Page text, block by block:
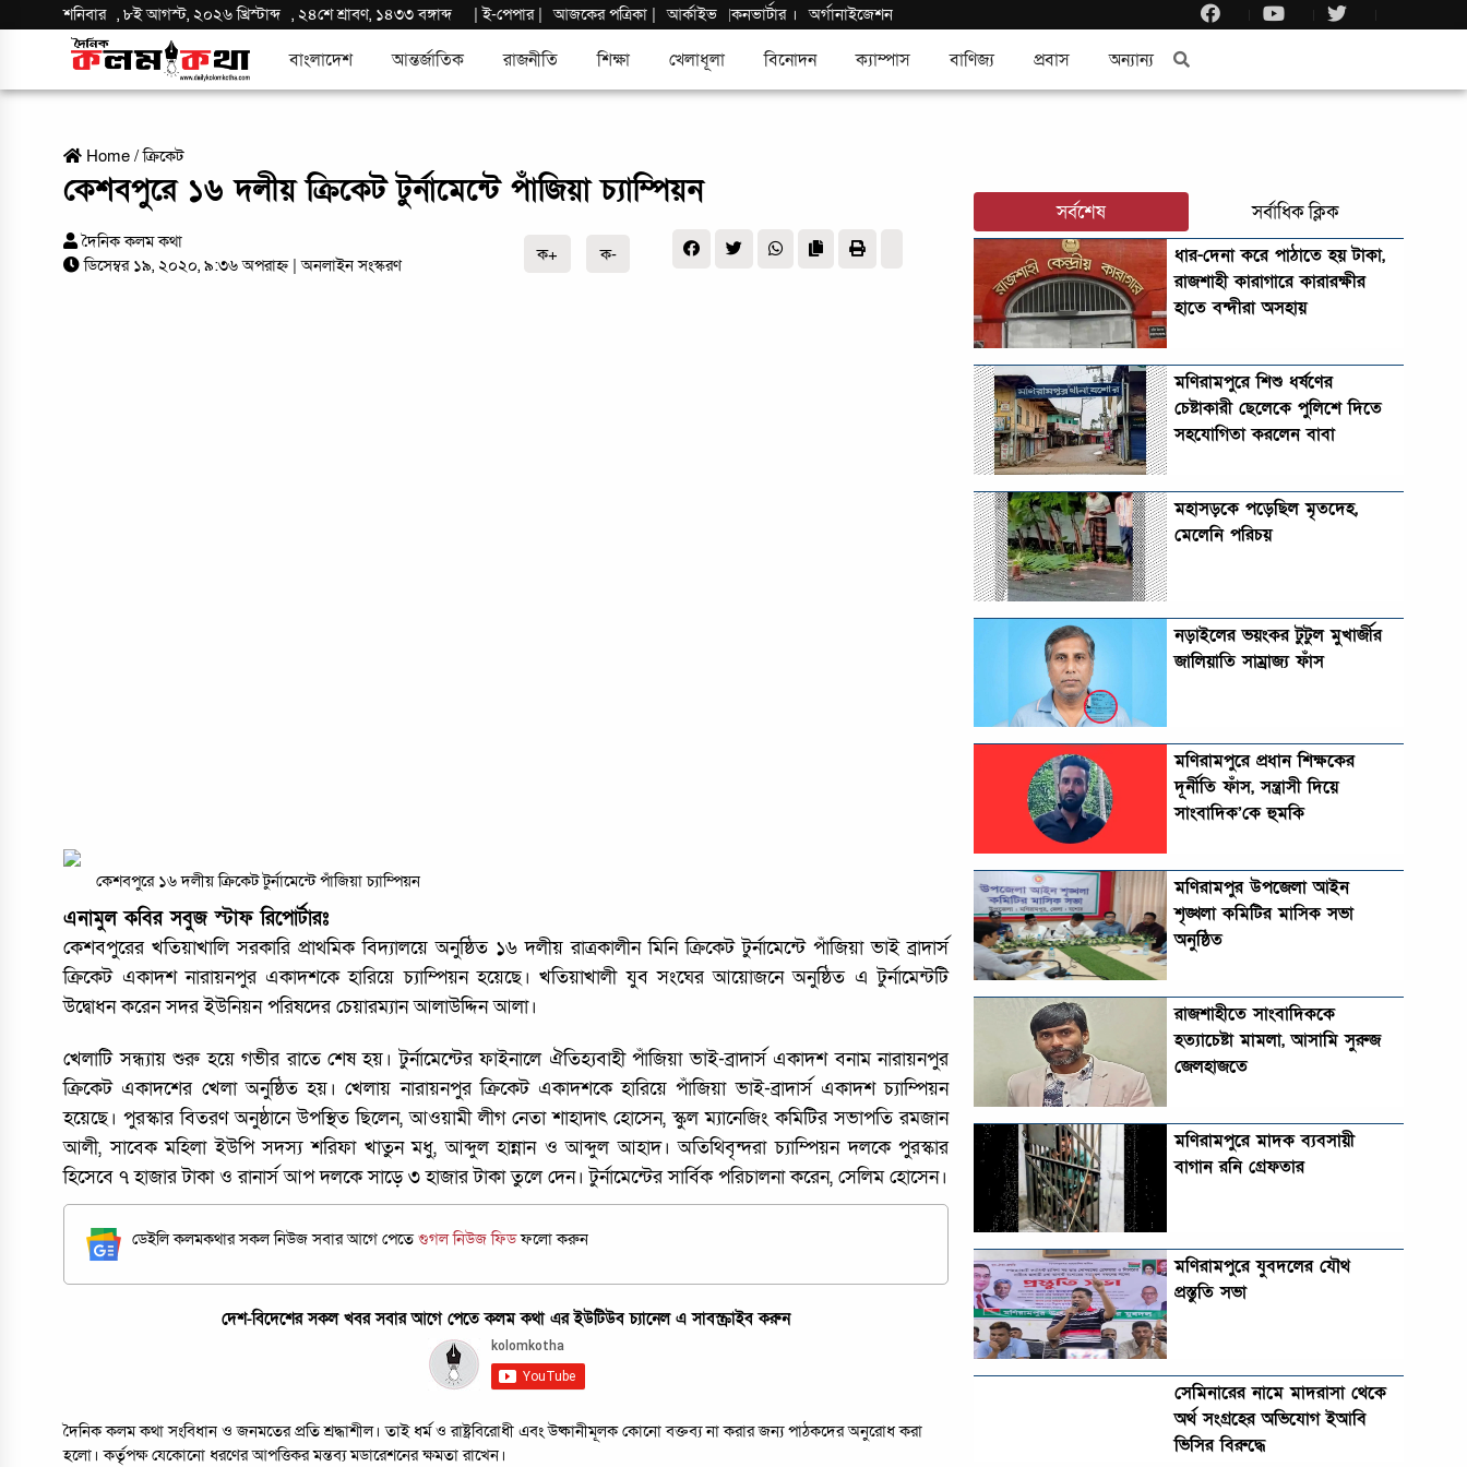
শনিবার ,৮ই আগস্ট, ২০২৬ খ্রিস্টাব্দ ,২৪শে শ্রাবণ, ১৪৩৩ বঙ্গাব্দ |ই-পেপার| আজকের পত্রিকা | আর্কাইভ |কনভার্টার । অর্গানাইজেশন
বাংলাদেশ আন্তর্জাতিক রাজনীতি শিক্ষা খেলাধূলা বিনোদন ক্যাম্পাস বাণিজ্য প্রবাস অন্যান্য
Home /ক্রিকেট
কেশবপুরে ১৬ দলীয় ক্রিকেট টুর্নামেন্টে পাঁজিয়া চ্যাম্পিয়ন
দৈনিক কলম কথা
ডিসেম্বর ১৯, ২০২০, ৯:৩৬ অপরাহ্ন | অনলাইন সংস্করণ
ক+ ক-
কেশবপুরে ১৬ দলীয় ক্রিকেট টুর্নামেন্টে পাঁজিয়া চ্যাম্পিয়ন
এনামুল কবির সবুজ স্টাফ রিপোর্টারঃ
কেশবপুরের খতিয়াখালি সরকারি প্রাথমিক বিদ্যালয়ে অনুষ্ঠিত ১৬ দলীয় রাত্রকালীন মিনি ক্রিকেট টুর্নামেন্টে পাঁজিয়া ভাই ব্রাদার্স
ক্রিকেট একাদশ নারায়নপুর একাদশকে হারিয়ে চ্যাম্পিয়ন হয়েছে। খতিয়াখালী যুব সংঘের আয়োজনে অনুষ্ঠিত এ টুর্নামেন্টটি
উদ্বোধন করেন সদর ইউনিয়ন পরিষদের চেয়ারম্যান আলাউদ্দিন আলা।
খেলাটি সন্ধ্যায় শুরু হয়ে গভীর রাতে শেষ হয়। টুর্নামেন্টের ফাইনালে ঐতিহ্যবাহী পাঁজিয়া ভাই-ব্রাদার্স একাদশ বনাম নারায়নপুর
ক্রিকেট একাদশের খেলা অনুষ্ঠিত হয়। খেলায় নারায়নপুর ক্রিকেট একাদশকে হারিয়ে পাঁজিয়া ভাই-ব্রাদার্স একাদশ চ্যাম্পিয়ন
হয়েছে। পুরস্কার বিতরণ অনুষ্ঠানে উপস্থিত ছিলেন, আওয়ামী লীগ নেতা শাহাদাৎ হোসেন, স্কুল ম্যানেজিং কমিটির সভাপতি রমজান
আলী, সাবেক মহিলা ইউপি সদস্য শরিফা খাতুন মধু, আব্দুল হান্নান ও আব্দুল আহাদ। অতিথিবৃন্দরা চ্যাম্পিয়ন দলকে পুরস্কার
হিসেবে ৭ হাজার টাকা ও রানার্স আপ দলকে সাড়ে ৩ হাজার টাকা তুলে দেন। টুর্নামেন্টের সার্বিক পরিচালনা করেন, সেলিম হোসেন।
ডেইলি কলমকথার সকল নিউজ সবার আগে পেতেগুগল নিউজ ফিডফলো করুন
দেশ-বিদেশের সকল খবর সবার আগে পেতে কলম কথা এর ইউটিউব চ্যানেল এ সাবস্ক্রাইব করুন
দৈনিক কলম কথা সংবিধান ও জনমতের প্রতি শ্রদ্ধাশীল। তাই ধর্ম ও রাষ্ট্রবিরোধী এবং উষ্কানীমূলক কোনো বক্তব্য না করার জন্য পাঠকদের অনুরোধ করা
হলো। কর্তৃপক্ষ যেকোনো ধরণের আপত্তিকর মন্তব্য মডারেশনের ক্ষমতা রাখেন।
সর্বশেষ সর্বাধিক ক্লিক
ধার-দেনা করে পাঠাতে হয় টাকা,
রাজশাহী কারাগারে কারারক্ষীর
হাতে বন্দীরা অসহায়
মণিরামপুরে শিশু ধর্ষণের
চেষ্টাকারী ছেলেকে পুলিশে দিতে
সহযোগিতা করলেন বাবা
মহাসড়কে পড়েছিল মৃতদেহ,
মেলেনি পরিচয়
নড়াইলের ভয়ংকর টুটুল মুখার্জীর
জালিয়াতি সাম্রাজ্য ফাঁস
মণিরামপুরে প্রধান শিক্ষকের
দূর্নীতি ফাঁস, সন্ত্রাসী দিয়ে
সাংবাদিক’কে হুমকি
মণিরামপুর উপজেলা আইন
শৃঙ্খলা কমিটির মাসিক সভা
অনুষ্ঠিত‎‎
রাজশাহীতে সাংবাদিককে
হত্যাচেষ্টা মামলা, আসামি সুরুজ
জেলহাজতে
মণিরামপুরে মাদক ব্যবসায়ী
বাগান রনি গ্রেফতার
মণিরামপুরে যুবদলের যৌথ
প্রস্তুতি সভা
সেমিনারের নামে মাদরাসা থেকে
অর্থ সংগ্রহের অভিযোগ ইআবি
ভিসির বিরুদ্ধে